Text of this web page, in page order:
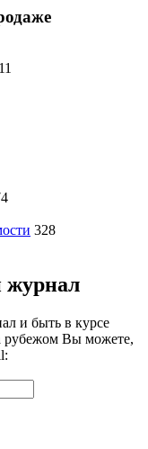
328
журнал
и быть в курсе
рубежом Вы можете,